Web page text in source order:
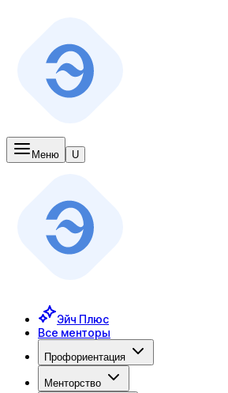
Меню U
Эйч Плюс
Все менторы
Профориентация
Менторство